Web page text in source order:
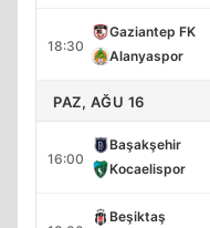
18:30
Gaziantep FK
Alanyaspor
PAZ, AĞU 16
16:00
Başakşehir
Kocaelispor
Beşiktaş